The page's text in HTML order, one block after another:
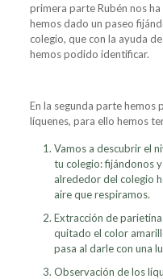
primera parte Rubén nos
hemos dado un paseo
colegio, que con la ayuda
hemos podido identificar.
En la segunda parte
líquenes, para ello hemos
Vamos a descubrir el
tu colegio: fijándonos
alrededor del colegio
aire que respiramos.
Extracción de
quitado el color
pasa al darle con una
Observación de los